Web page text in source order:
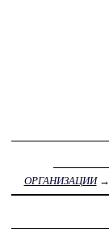
ОРГАНИЗАЦИИ→